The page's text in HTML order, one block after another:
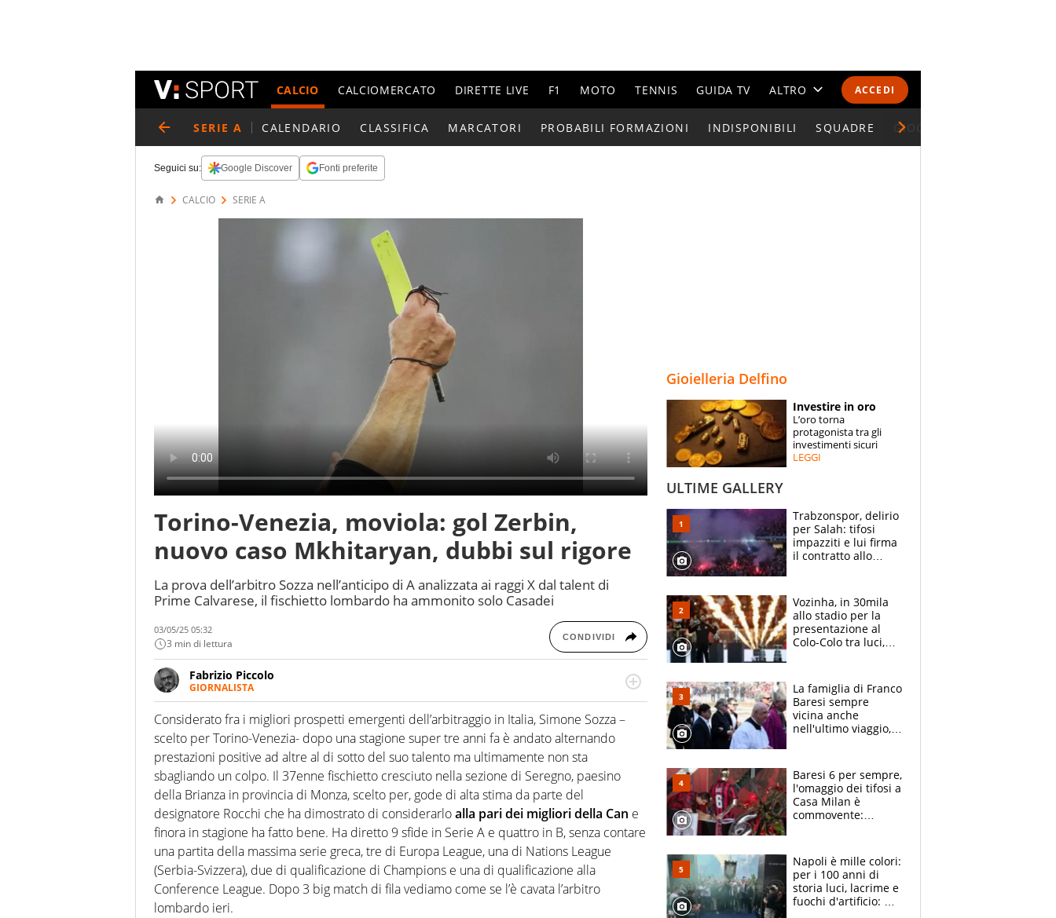
ACCEDI
CALCIO CALCIOMERCATO DIRETTE LIVE F1 MOTO TENNIS GUIDA TV ALTRO
CALENDARI E CLASSIFICHE
ESPERTI
CONTATTI
SERIE A CALENDARIO CLASSIFICA MARCATORI PROBABILI FORMAZIONI INDISPONIBILI SQUADRE GIOCATORI SERIE A
Seguici su: Google Discover Fonti preferite
CALCIO SERIE A
Torino-Venezia, moviola: gol Zerbin,
nuovo caso Mkhitaryan, dubbi sul rigore
La prova dell’arbitro Sozza nell’anticipo di A analizzata ai raggi X dal talent di
Prime Calvarese, il fischietto lombardo ha ammonito solo Casadei
03/05/25 05:32
3 min di lettura CONDIVIDI
Fabrizio Piccolo
GIORNALISTA
Nella sua carriera ha seguito numerose manifestazioni sportive e collaborato con
agenzie e testate. Esperienza, competenza, conoscenza e memoria storica. Si occupa
prevalentemente di calcio
Considerato fra i migliori prospetti emergenti dell’arbitraggio in Italia, Simone Sozza –
scelto per Torino-Venezia- dopo una stagione super tre anni fa è andato alternando
prestazioni positive ad altre al di sotto del suo talento ma ultimamente non sta
sbagliando un colpo. Il 37enne fischietto cresciuto nella sezione di Seregno, paesino
della Brianza in provincia di Monza, scelto per, gode di alta stima da parte del
designatore Rocchi che ha dimostrato di considerarloalla pari dei migliori della Can e
finora in stagione ha fatto bene. Ha diretto 9 sfide in Serie A e quattro in B, senza contare
una partita della massima serie greca, tre di Europa League, una di Nations League
(Serbia-Svizzera), due di qualificazione di Champions e una di qualificazione alla
Conference League. Dopo 3 big match di fila vediamo come se l’è cavata l’arbitro
lombardo ieri.
Gioielleria Delfino
Investire in oro
L’oro torna
protagonista tra gli
investimenti sicuri
LEGGI
ULTIME GALLERY
Trabzonspor, delirio
per Salah: tifosi
impazziti e lui firma
il contratto allo
Vozinha, in 30mila
allo stadio per la
presentazione al
Colo-Colo tra luci,
La famiglia di Franco
Baresi sempre
vicina anche
nell'ultimo viaggio,
circondati
dall'affetto dei tifosi
Baresi 6 per sempre,
l'omaggio dei tifosi a
Casa Milan è
commovente:
bigliettini
Napoli è mille colori:
per i 100 anni di
storia luci, lacrime e
fuochi d'artificio: De